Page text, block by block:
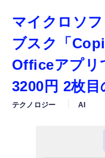
マイクロソ
ブスク「
Officeアプリ
3200円 2枚
テクノロジー AI